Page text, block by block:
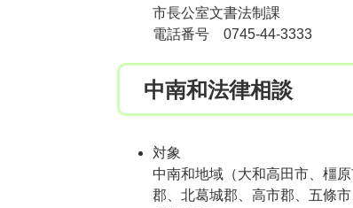
市長公室文書法制課
電話番号 0745-44-3333
中南和法律相談
対象
中南和地域（大和高田市、橿
郡、北葛城郡、高市郡、五條